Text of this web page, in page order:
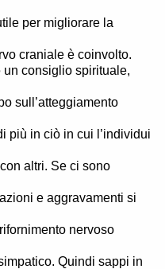
per migliorare la
craniale è coinvolto.
un consiglio spirituale,
sull’atteggiamento
più in ciò in cui l’individui
altri. Se ci sono
e aggravamenti si
nervoso
Quindi sappi in